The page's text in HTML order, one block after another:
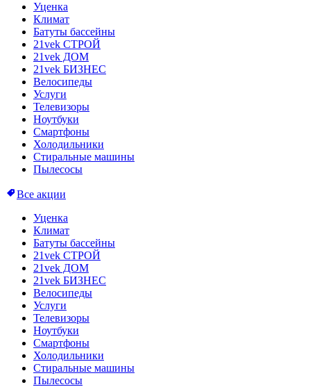
Уценка
Климат
Батуты бассейны
21vek СТРОЙ
21vek ДОМ
21vek БИЗНЕС
Велосипеды
Услуги
Телевизоры
Ноутбуки
Смартфоны
Холодильники
Стиральные машины
Пылесосы
Все акции
Уценка
Климат
Батуты бассейны
21vek СТРОЙ
21vek ДОМ
21vek БИЗНЕС
Велосипеды
Услуги
Телевизоры
Ноутбуки
Смартфоны
Холодильники
Стиральные машины
Пылесосы